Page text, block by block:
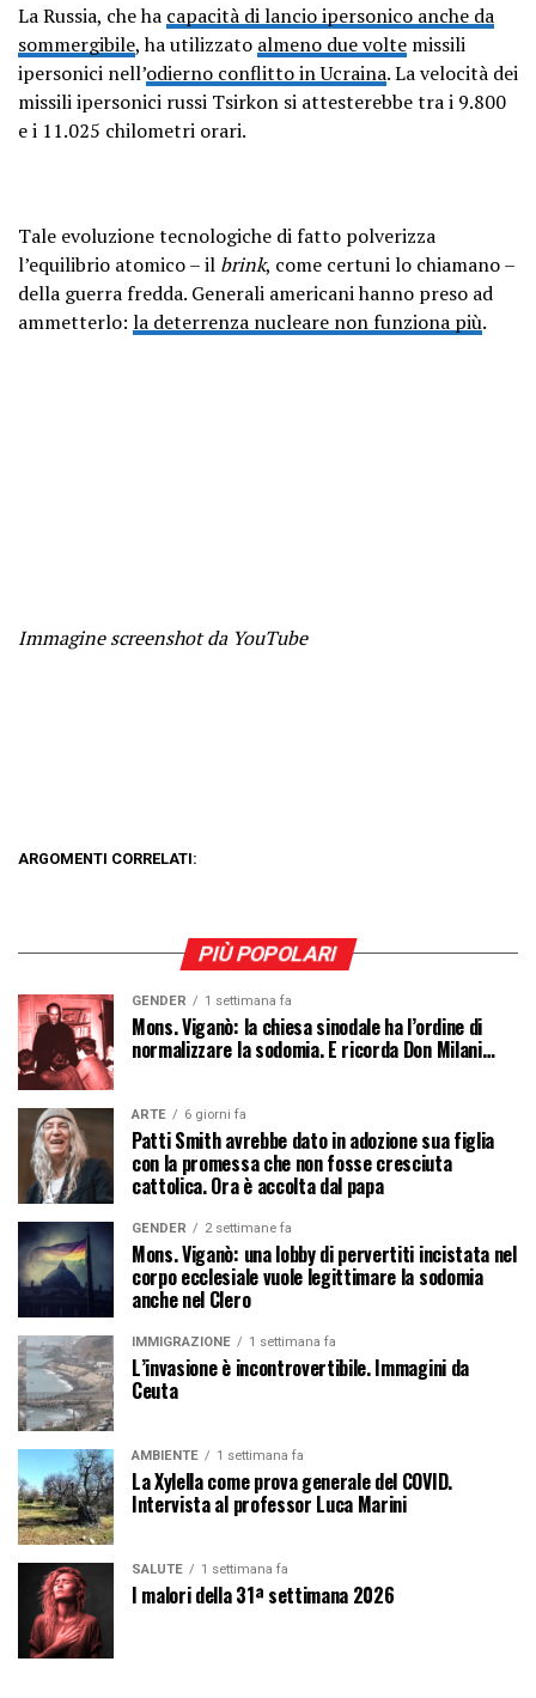
La Russia, che ha capacità di lancio ipersonico anche da
sommergibile, ha utilizzato almeno due volte missili
ipersonici nell’odierno conflitto in Ucraina. La velocità dei
missili ipersonici russi Tsirkon si attesterebbe tra i 9.800
e i 11.025 chilometri orari.
Tale evoluzione tecnologiche di fatto polverizza
l’equilibrio atomico – il brink, come certuni lo chiamano –
della guerra fredda. Generali americani hanno preso ad
ammetterlo: la deterrenza nucleare non funziona più.
Immagine screenshot da YouTube
ARGOMENTI CORRELATI:
PIÙ POPOLARI
GENDER 1 settimana fa
Mons. Viganò: la chiesa sinodale ha l’ordine di
normalizzare la sodomia. E ricorda Don Milani…
ARTE 6 giorni fa
Patti Smith avrebbe dato in adozione sua figlia
con la promessa che non fosse cresciuta
cattolica. Ora è accolta dal papa
GENDER 2 settimane fa
Mons. Viganò: una lobby di pervertiti incistata nel
corpo ecclesiale vuole legittimare la sodomia
anche nel Clero
IMMIGRAZIONE 1 settimana fa
L’invasione è incontrovertibile. Immagini da
Ceuta
AMBIENTE 1 settimana fa
La Xylella come prova generale del COVID.
Intervista al professor Luca Marini
SALUTE 1 settimana fa
I malori della 31ª settimana 2026